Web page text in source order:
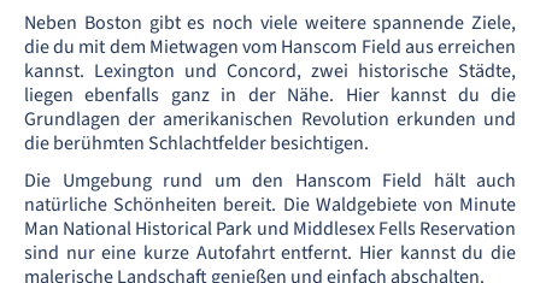
Neben Boston gibt es noch viele weitere spannende Ziele,
die du mit dem Mietwagen vom Hanscom Field aus erreichen
kannst. Lexington und Concord, zwei historische Städte,
liegen ebenfalls ganz in der Nähe. Hier kannst du die
Grundlagen der amerikanischen Revolution erkunden und
die berühmten Schlachtfelder besichtigen.
Die Umgebung rund um den Hanscom Field hält auch
natürliche Schönheiten bereit. Die Waldgebiete von Minute
Man National Historical Park und Middlesex Fells Reservation
sind nur eine kurze Autofahrt entfernt. Hier kannst du die
malerische Landschaft genießen und einfach abschalten.